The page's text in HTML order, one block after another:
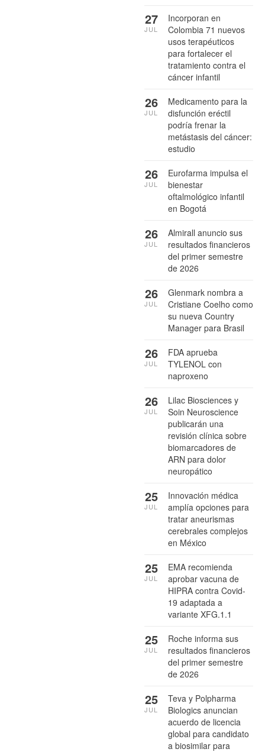
Incorporan en
Colombia 71 nuevos
usos terapéuticos
para fortalecer el
tratamiento contra el
cáncer infantil
27
JUL
Medicamento para la
disfunción eréctil
podría frenar la
metástasis del cáncer:
estudio
26
JUL
Eurofarma impulsa el
bienestar
oftalmológico infantil
en Bogotá
26
JUL
Almirall anuncio sus
resultados financieros
del primer semestre
de 2026
26
JUL
Glenmark nombra a
Cristiane Coelho como
su nueva Country
Manager para Brasil
26
JUL
FDA aprueba
TYLENOL con
naproxeno
26
JUL
Lilac Biosciences y
Soin Neuroscience
publicarán una
revisión clínica sobre
biomarcadores de
ARN para dolor
neuropático
26
JUL
Innovación médica
amplía opciones para
tratar aneurismas
cerebrales complejos
en México
25
JUL
EMA recomienda
aprobar vacuna de
HIPRA contra Covid-
19 adaptada a
variante XFG.1.1
25
JUL
Roche informa sus
resultados financieros
del primer semestre
de 2026
25
JUL
Teva y Polpharma
Biologics anuncian
acuerdo de licencia
global para candidato
a biosimilar para
25
JUL